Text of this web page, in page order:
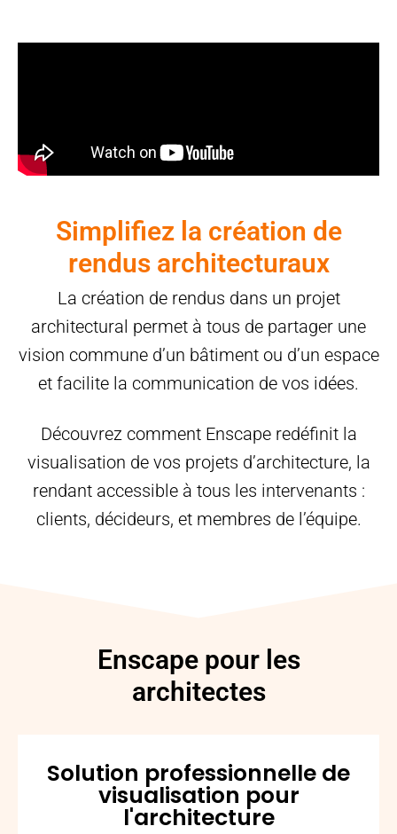
Simplifiez la création de
rendus architecturaux
La création de rendus dans un projet
architectural permet à tous de partager une
vision commune d’un bâtiment ou d’un espace
et facilite la communication de vos idées.
Découvrez comment Enscape redéfinit la
visualisation de vos projets d’architecture, la
rendant accessible à tous les intervenants :
clients, décideurs, et membres de l’équipe.
Enscape pour les
architectes
Solution professionnelle de
visualisation pour
l'architecture